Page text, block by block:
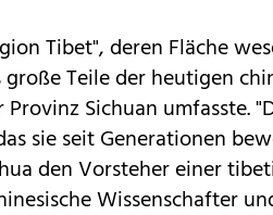
Tibet", deren Fläche
Teile der heutigen
Sichuan umfasste.
sie seit Generationen
den Vorsteher einer
Wissenschafter